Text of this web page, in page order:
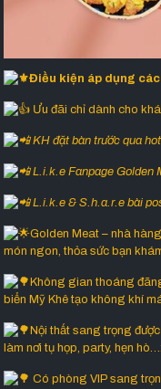
Điều kiện áp dụng
Ưu đãi chỉ dành cho
KH đặt bàn trước qua
L.i.k.e Fanpage Golden
L.i.k.e & S.h.a.r.e bài
Golden Meat – nhà
món ngon, thỏa sức bạn
Không gian thoáng
biển Mỹ Khê tạo không khí
Nội thất sang trọng
làm nơi tụ họp, party, hẹn hò…:
Có phòng VIP sang